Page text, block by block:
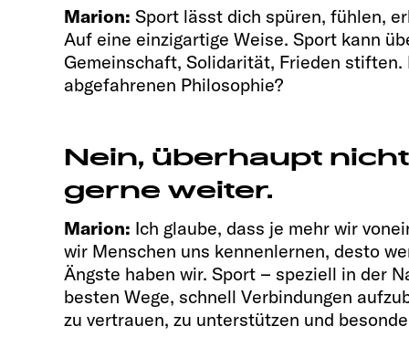
Marion:Sport lässt dich spüren, fühlen,
Auf eine einzigartige Weise. Sport kann
Gemeinschaft, Solidarität, Frieden stiften.
abgefahrenen Philosophie?
Nein, überhaupt
gerne weiter.
Marion: Ich glaube, dass je mehr wir
wir Menschen uns kennenlernen, desto
Ängste haben wir. Sport – speziell in der
besten Wege, schnell Verbindungen
zu vertrauen, zu unterstützen und